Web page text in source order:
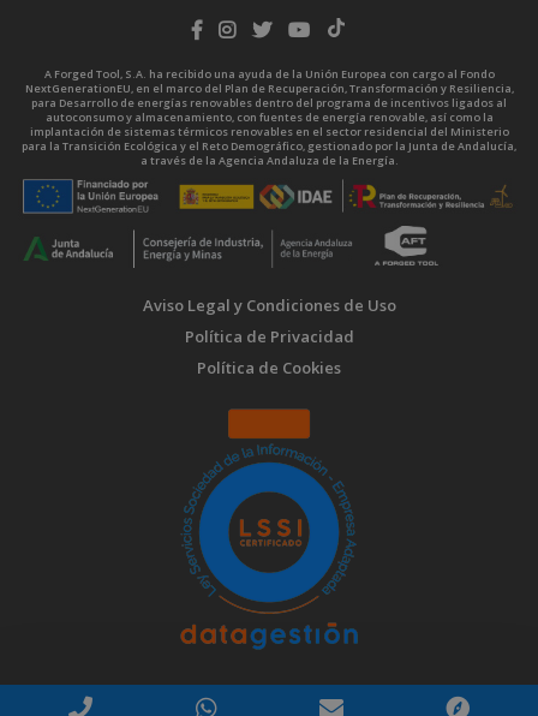
A Forged Tool, S.A. ha recibido una ayuda de la Unión Europea con cargo al Fondo
NextGenerationEU, en el marco del Plan de Recuperación, Transformación y Resiliencia,
para Desarrollo de energías renovables dentro del programa de incentivos ligados al
autoconsumo y almacenamiento, con fuentes de energía renovable, así como la
implantación de sistemas térmicos renovables en el sector residencial del Ministerio
para la Transición Ecológica y el Reto Demográfico, gestionado por la Junta de Andalucía,
a través de la Agencia Andaluza de la Energía.
Aviso Legal y Condiciones de Uso
Política de Privacidad
Política de Cookies